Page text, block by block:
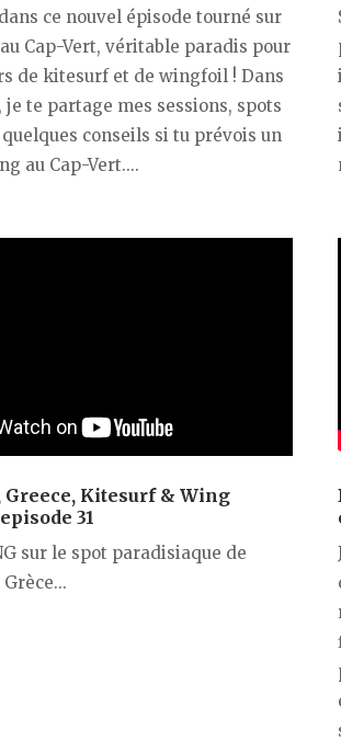
ce nouvel épisode tourné sur
Cap-Vert, véritable paradis pour
de kitesurf et de wingfoil ! Dans
je te partage mes sessions, spots
conseils si tu prévois un
au Cap-Vert....
Greece, Kitesurf & Wing
31
sur le spot paradisiaque de